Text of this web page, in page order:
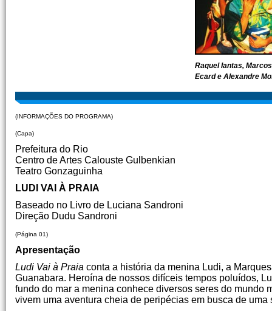
Raquel Iantas,
Ecard e Alexandre
(INFORMAÇÕES DO PROGRAMA)
(Capa)
Prefeitura do Rio
Centro de Artes Calouste Gulbenkian
Teatro Gonzaguinha
LUDI VAI À PRAIA
Baseado no Livro de Luciana Sandroni
Direção Dudu Sandroni
(Página 01)
Apresentação
Ludi Vai à Praia conta a história da menina Ludi, a
Guanabara. Heroína de nossos difíceis tempos poluídos,
fundo do mar a menina conhece diversos seres do mundo
vivem uma aventura cheia de peripécias em busca de